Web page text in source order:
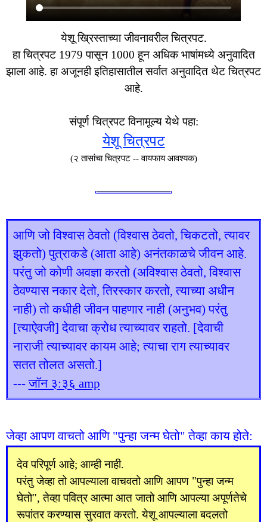
येशू ख्रिस्ताच्या जीवनावरील चित्रपट.
हा चित्रपट 1979 पासून 1000 हून अधिक भाषांमध्ये अनुवादित
झाला आहे. हा अजूनही इतिहासातील सर्वात अनुवादित थेट चित्रपट
आहे.
संपूर्ण चित्रपट विनामूल्य येथे पहा:
येशू चित्रपट
(२ तासांचा चित्रपट -- वायफाय आवश्यक)
आणि जो विश्वास ठेवतो (विश्वास ठेवतो, चिकटतो, त्यावर
झुकतो) पुत्राकडे (आता आहे) अनंतकाळचे जीवन आहे.
परंतु जो कोणी अवज्ञा करतो (अविश्वास ठेवतो, विश्वास
ठेवण्यास नकार देतो, तिरस्कार करतो, त्याच्या अधीन
नाही) तो कधीही जीवन पाहणार नाही (अनुभव) परंतु
[त्याऐवजी] देवाचा क्रोध त्याच्यावर राहतो. [देवाची
नाराजी त्याच्यावर कायम आहे; त्याचा राग त्याच्यावर
सतत तोलत असतो.]
---जॉन ३:३६ amp
जेव्हा आपण वाचतो आणि "पुन्हा जन्म घेतो" तेव्हा काय होते:
देव परिपूर्ण आहे; आम्ही नाही.
परंतु जेव्हा तो आपल्याला वाचवतो आणि आपण "पुन्हा जन्म
घेतो", तेव्हा पवित्र आत्मा आत जातो आणि आपल्या अपूर्णतेचे
रूपांतर करण्यास सुरवात करतो. येशू आपल्याला बदलतो